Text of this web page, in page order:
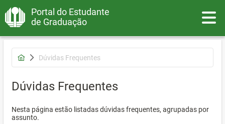
Portal do Estudante
de Graduação
Dúvidas Frequentes
Dúvidas Frequentes
Nesta página estão listadas dúvidas frequentes, agrupadas por
assunto.